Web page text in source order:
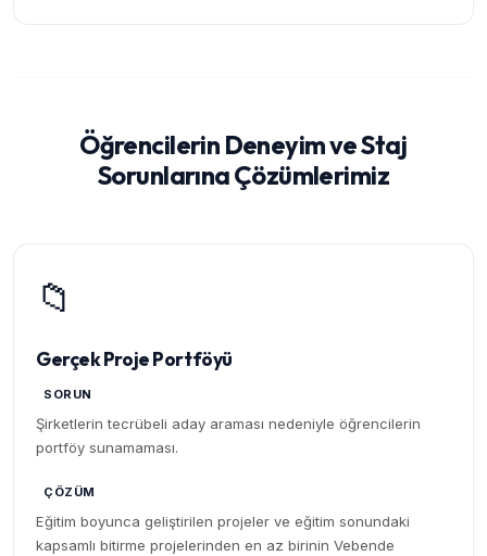
Öğrencilerin Deneyim ve Staj
Sorunlarına Çözümlerimiz
📁
Gerçek Proje Portföyü
SORUN
Şirketlerin tecrübeli aday araması nedeniyle öğrencilerin
portföy sunamaması.
ÇÖZÜM
Eğitim boyunca geliştirilen projeler ve eğitim sonundaki
kapsamlı bitirme projelerinden en az birinin Vebende